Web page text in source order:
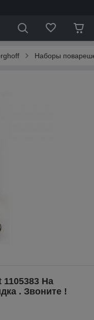
Наборы
На
. Звоните !